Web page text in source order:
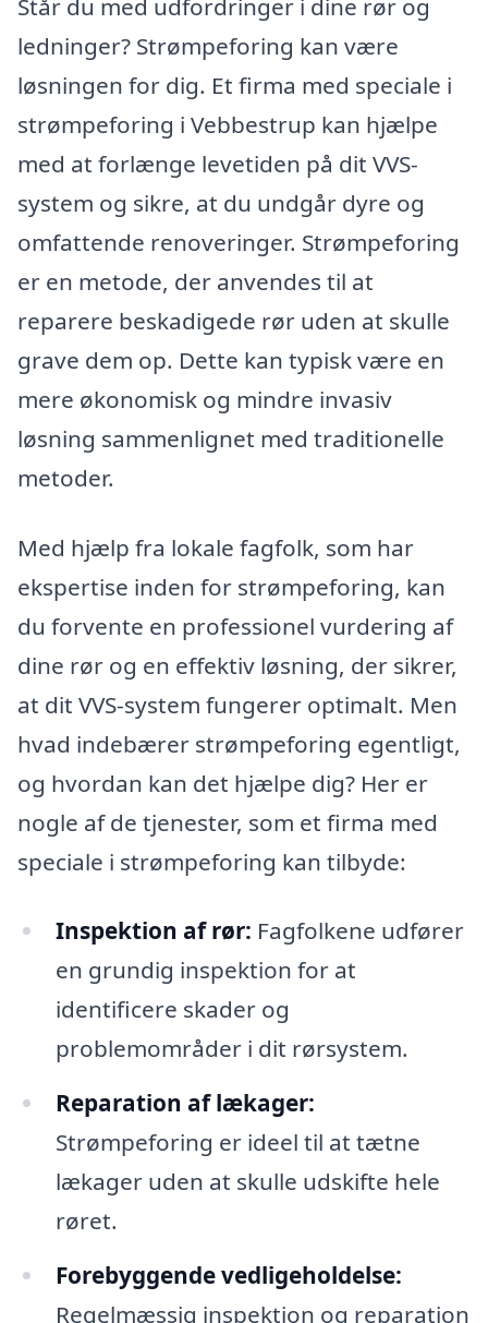
Står du med udfordringer i dine rør og
ledninger? Strømpeforing kan være
løsningen for dig. Et firma med speciale i
strømpeforing i Vebbestrup kan hjælpe
med at forlænge levetiden på dit VVS-
system og sikre, at du undgår dyre og
omfattende renoveringer. Strømpeforing
er en metode, der anvendes til at
reparere beskadigede rør uden at skulle
grave dem op. Dette kan typisk være en
mere økonomisk og mindre invasiv
løsning sammenlignet med traditionelle
metoder.
Med hjælp fra lokale fagfolk, som har
ekspertise inden for strømpeforing, kan
du forvente en professionel vurdering af
dine rør og en effektiv løsning, der sikrer,
at dit VVS-system fungerer optimalt. Men
hvad indebærer strømpeforing egentligt,
og hvordan kan det hjælpe dig? Her er
nogle af de tjenester, som et firma med
speciale i strømpeforing kan tilbyde:
Inspektion af rør: Fagfolkene udfører
en grundig inspektion for at
identificere skader og
problemområder i dit rørsystem.
Reparation af lækager:
Strømpeforing er ideel til at tætne
lækager uden at skulle udskifte hele
røret.
Forebyggende vedligeholdelse:
Regelmæssig inspektion og reparation